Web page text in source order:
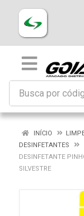
INÍCIO
DESINFETANTES
DESINFETANTE
SILVESTRE